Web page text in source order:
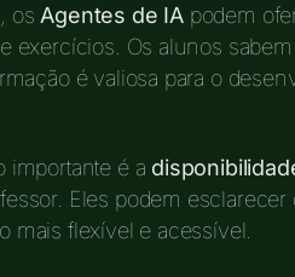
os Agentes de IApodem
exercícios. Os alunos
é valiosa para o
importante é a
Eles podem
mais flexível e acessível.